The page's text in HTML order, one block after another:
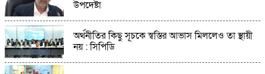
উপদেষ্টা
অর্থনীতির কিছু সূচকে স্বস্তির আভাস মিললেও তা স্থায়ী
নয় : সিপিডি